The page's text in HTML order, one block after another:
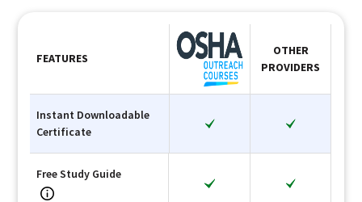
FEATURES
OTHER
PROVIDERS
Instant Downloadable
Certificate
Free Study Guide